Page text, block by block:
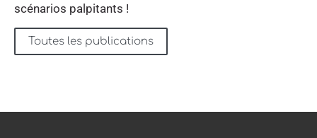
scénarios palpitants !
Toutes les publications